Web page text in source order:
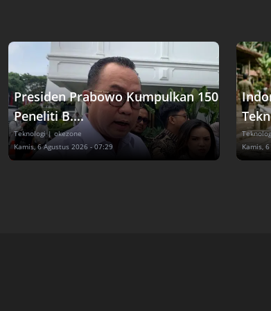
Presiden Prabowo Kumpulkan 150
Peneliti B....
Teknologi | okezone
Kamis, 6 Agustus 2026 - 07:29
Kamis,